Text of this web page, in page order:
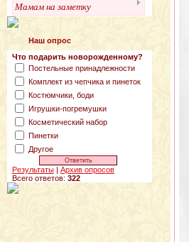
Мамам на заметку
Наш опрос
Что подарить новорожденному?
Постельные принадлежности
Комплект из чепчика и пинеток
Костюмчики, боди
Игрушки-погремушки
Косметический набор
Пинетки
Другое
Результаты| Архив опросов
Всего ответов: 322